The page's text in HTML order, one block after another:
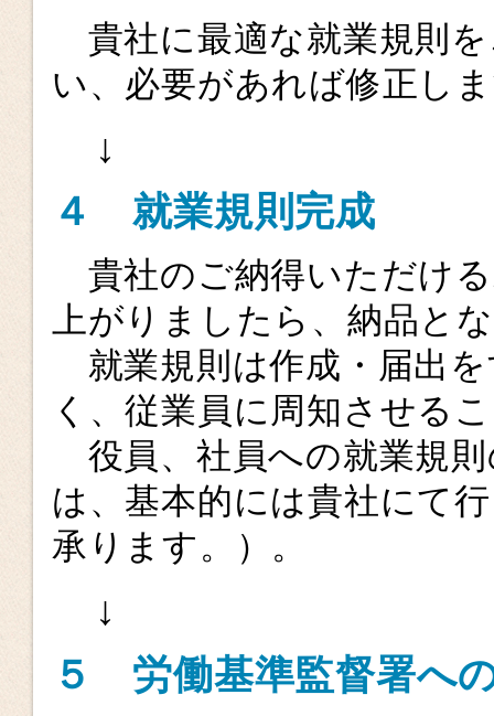
貴社に最適な就業規則
い、必要があれば修正し
↓
４ 就業規則完成
貴社のご納得いただけ
上がりましたら、納品と
就業規則は作成・届出
く、従業員に周知させる
役員、社員への就業規
は、基本的には貴社にて
承ります。）。
↓
５ 労働基準監督署へ